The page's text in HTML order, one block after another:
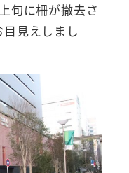
旬に柵が撤去さ
見えしまし